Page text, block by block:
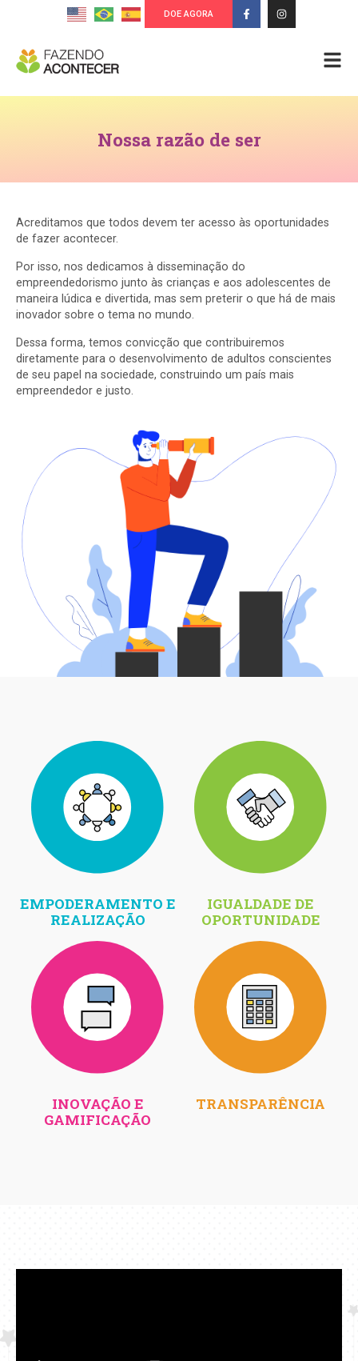
DOE AGORA
Nossa razão de ser
Acreditamos que todos devem ter acesso às oportunidades
de fazer acontecer.
Por isso, nos dedicamos à disseminação do
empreendedorismo junto às crianças e aos adolescentes de
maneira lúdica e divertida, mas sem preterir o que há de mais
inovador sobre o tema no mundo.
Dessa forma, temos convicção que contribuiremos
diretamente para o desenvolvimento de adultos conscientes
de seu papel na sociedade, construindo um país mais
empreendedor e justo.
EMPODERAMENTO E
REALIZAÇÃO
IGUALDADE DE
OPORTUNIDADE
INOVAÇÃO E
GAMIFICAÇÃO
TRANSPARÊNCIA